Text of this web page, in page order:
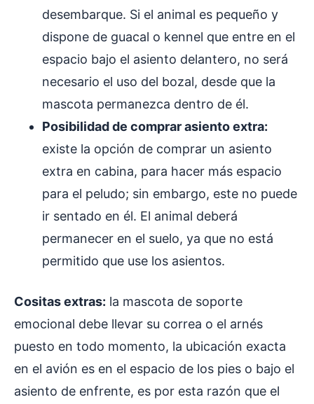
desembarque. Si el animal es pequeño y
dispone de guacal o kennel que entre en el
espacio bajo el asiento delantero, no será
necesario el uso del bozal, desde que la
mascota permanezca dentro de él.
Posibilidad de comprar asiento extra:
existe la opción de comprar un asiento
extra en cabina, para hacer más espacio
para el peludo; sin embargo, este no puede
ir sentado en él. El animal deberá
permanecer en el suelo, ya que no está
permitido que use los asientos.
Cositas extras: la mascota de soporte
emocional debe llevar su correa o el arnés
puesto en todo momento, la ubicación exacta
en el avión es en el espacio de los pies o bajo el
asiento de enfrente, es por esta razón que el